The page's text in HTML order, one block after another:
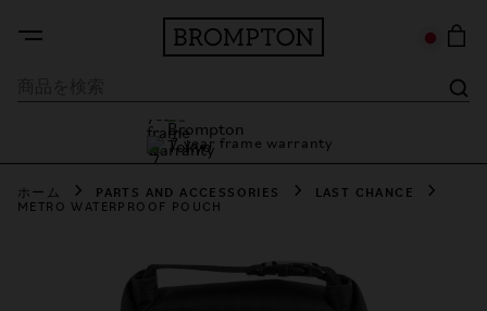
7 year frame warranty
ホーム PARTS AND ACCESSORIES LAST CHANCE
METRO WATERPROOF POUCH